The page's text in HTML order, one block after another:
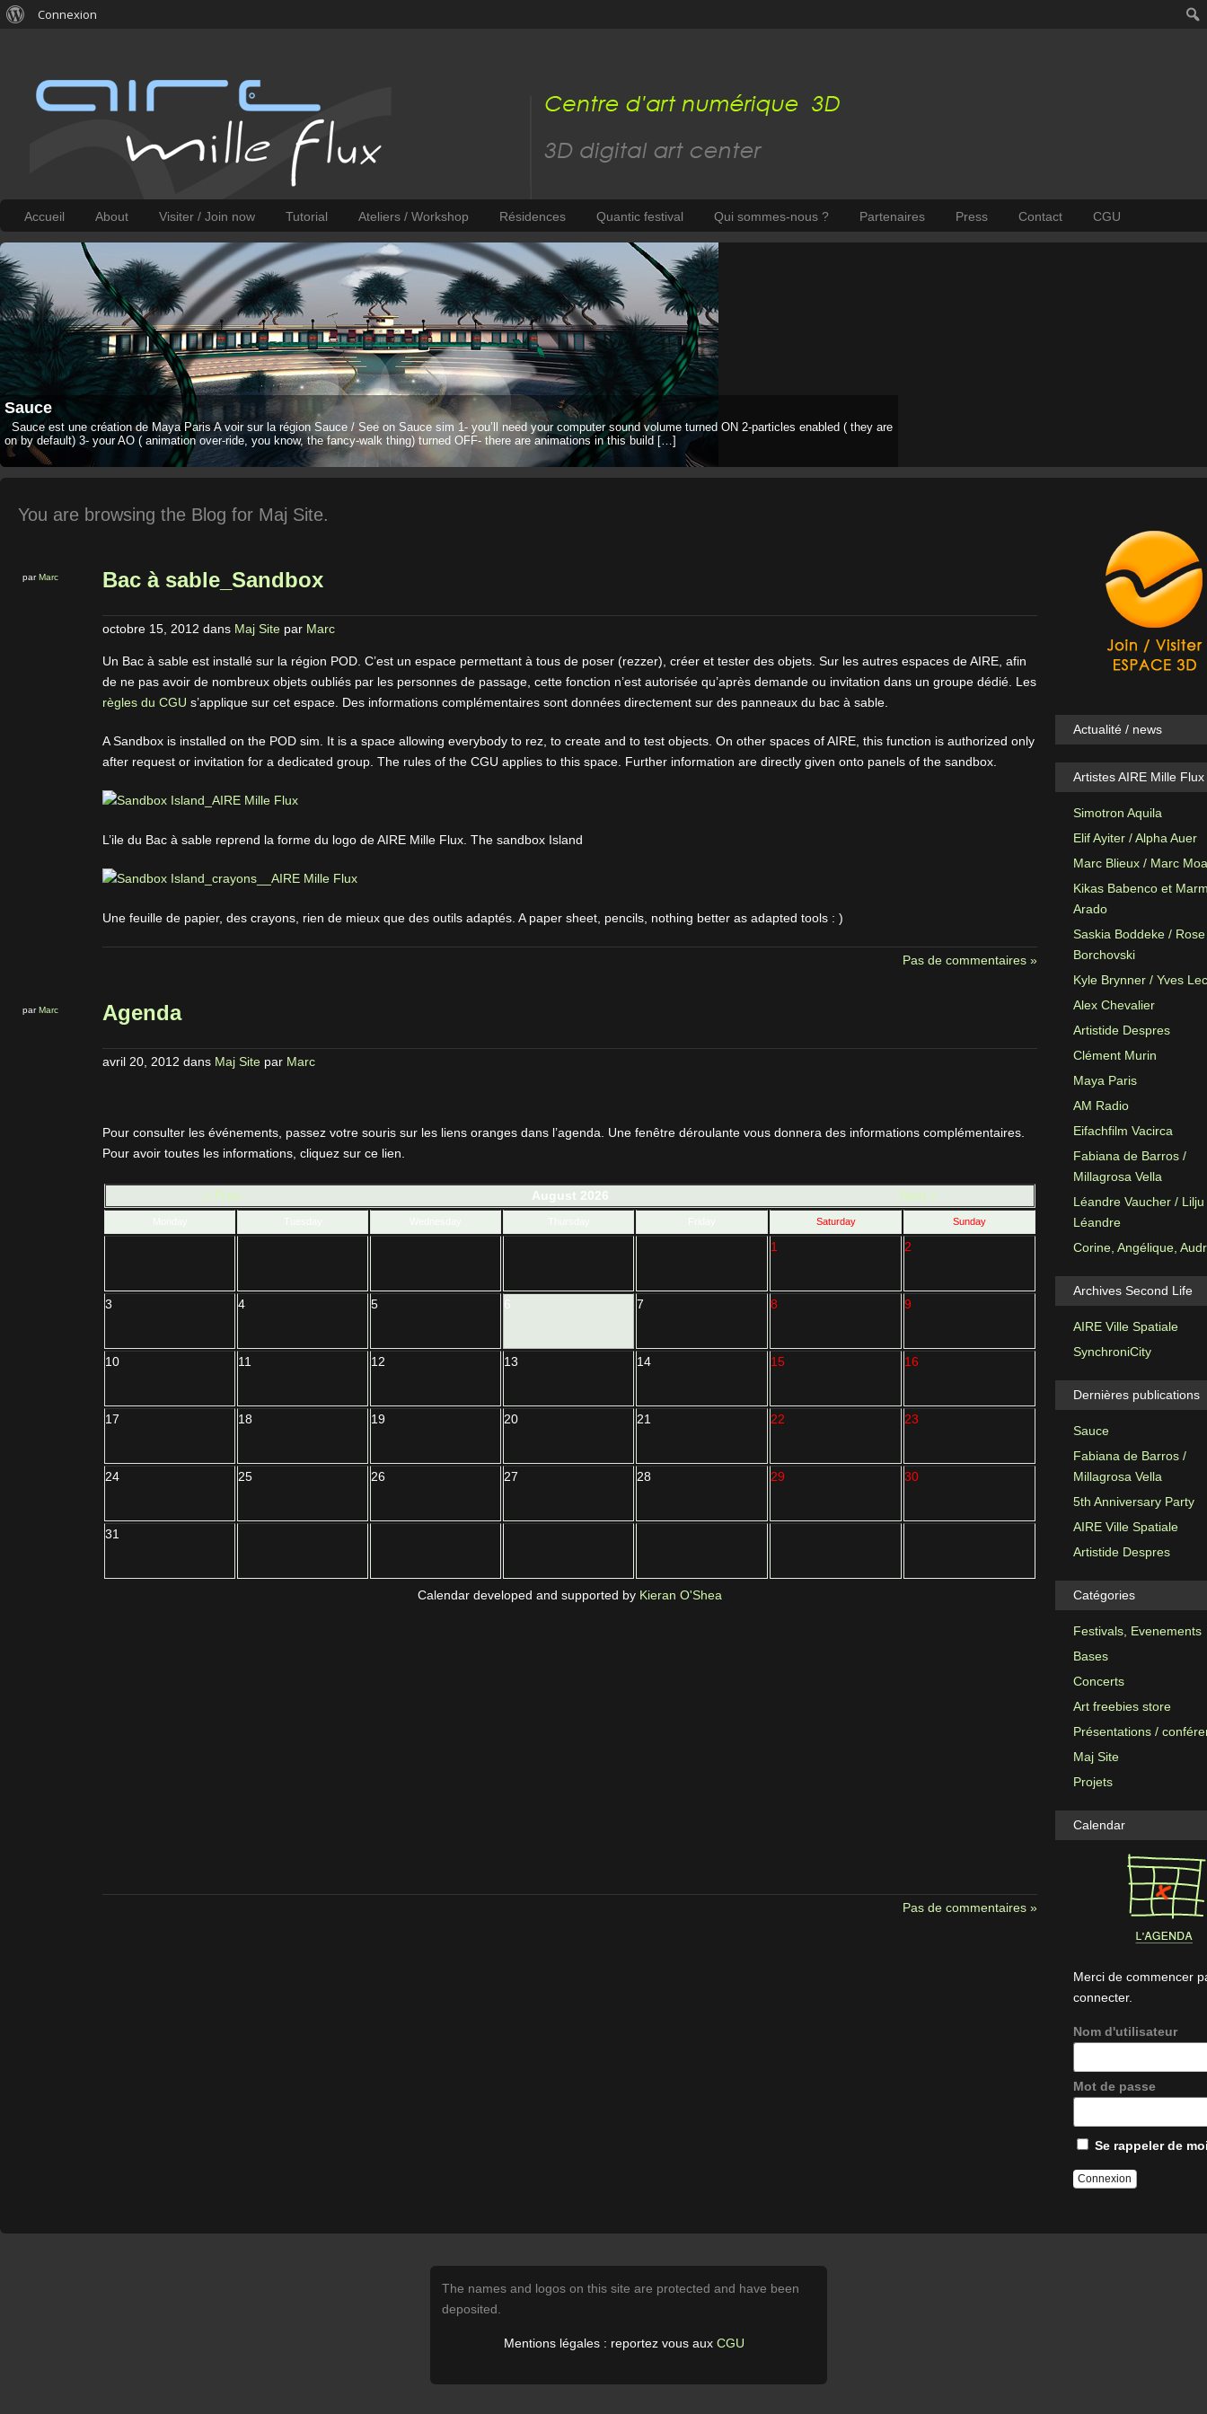
Accueil About Visiter / Join now Tutorial Ateliers / Workshop Résidences Quantic festival Qui sommes-nous ? Partenaires Press Contact CGU
Sauce
Sauce est une création de Maya Paris A voir sur la région Sauce / See on Sauce sim 1- you’ll need your computer sound volume turned ON 2-particles enabled ( they are
on by default) 3- your AO ( animation over-ride, you know, the fancy-walk thing) turned OFF- there are animations in this build […]
You are browsing the Blog for Maj Site.
parMarc Bac à sable_Sandbox
octobre 15, 2012 dans Maj Site par Marc
Un Bac à sable est installé sur la région POD. C’est un espace permettant à tous de poser (rezzer), créer et tester des objets. Sur les autres espaces de AIRE, afin
de ne pas avoir de nombreux objets oubliés par les personnes de passage, cette fonction n’est autorisée qu’après demande ou invitation dans un groupe dédié. Les
règles du CGU s’applique sur cet espace. Des informations complémentaires sont données directement sur des panneaux du bac à sable.
A Sandbox is installed on the POD sim. It is a space allowing everybody to rez, to create and to test objects. On other spaces of AIRE, this function is authorized only
after request or invitation for a dedicated group. The rules of the CGU applies to this space. Further information are directly given onto panels of the sandbox.
L’ile du Bac à sable reprend la forme du logo de AIRE Mille Flux. The sandbox Island
Une feuille de papier, des crayons, rien de mieux que des outils adaptés. A paper sheet, pencils, nothing better as adapted tools : )
Pas de commentaires »
parMarc Agenda
avril 20, 2012 dans Maj Site par Marc
Pour consulter les événements, passez votre souris sur les liens oranges dans l’agenda. Une fenêtre déroulante vous donnera des informations complémentaires.
Pour avoir toutes les informations, cliquez sur ce lien.
« Prev August 2026 Next »
Saturday Sunday
1 2
3 4 5 6 7 8 9
10 11 12 13 14 15 16
17 18 19 20 21 22 23
24 25 26 27 28 29 30
31
Calendar developed and supported by Kieran O'Shea
Pas de commentaires »
Actualité / news
Artistes AIRE Mille Flux
Simotron Aquila
Elif Ayiter / Alpha Auer
Marc Blieux / Marc
Kikas Babenco et
Arado
Saskia Boddeke / Rose
Borchovski
Kyle Brynner / Yves
Alex Chevalier
Artistide Despres
Clément Murin
Maya Paris
AM Radio
Eifachfilm Vacirca
Fabiana de Barros /
Millagrosa Vella
Léandre Vaucher / Lilju
Léandre
Corine, Angélique,
Archives Second Life
AIRE Ville Spatiale
SynchroniCity
Dernières publications
Sauce
Fabiana de Barros /
Millagrosa Vella
5th Anniversary Party
AIRE Ville Spatiale
Artistide Despres
Catégories
Festivals, Evenements
Bases
Concerts
Art freebies store
Présentations /
Maj Site
Projets
Calendar
Merci de commencer
connecter.
Nom d'utilisateur
Mot de passe
Se rappeler de
The names and logos on this site are protected and have been
deposited.
Mentions légales : reportez vous aux CGU
Connexion